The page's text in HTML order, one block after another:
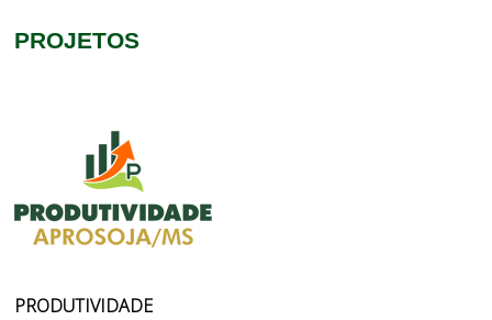
PROJETOS
PRODUTIVIDADE